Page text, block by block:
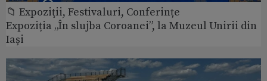
📁 Expoziţii, Festivaluri, Conferințe
Expoziția „În slujba Coroanei”, la Muzeul Unirii din
Iași